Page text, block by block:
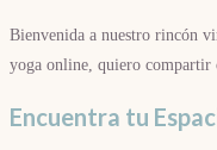
Bienvenida a nuestro rincón
yoga online, quiero compartir
Encuentra tu